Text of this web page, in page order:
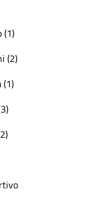
(1)
(2)